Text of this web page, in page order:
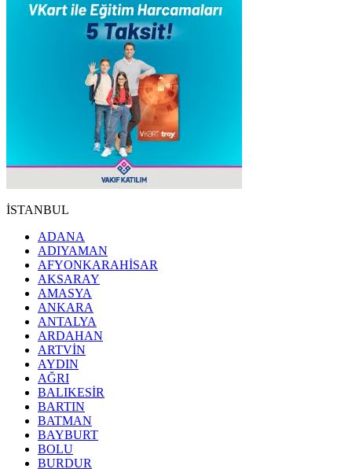
İSTANBUL
ADANA
ADIYAMAN
AFYONKARAHİSAR
AKSARAY
AMASYA
ANKARA
ANTALYA
ARDAHAN
ARTVİN
AYDIN
AĞRI
BALIKESİR
BARTIN
BATMAN
BAYBURT
BOLU
BURDUR